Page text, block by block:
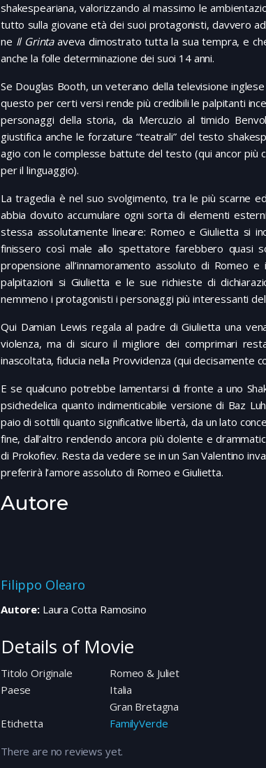
shakespeariana, valorizzando al massimo le
tutto sulla giovane età dei suoi protagonisti, davvero
ne Il Grinta aveva dimostrato tutta la sua tempra, e
anche la folle determinazione dei suoi 14 anni.
Se Douglas Booth, un veterano della televisione
questo per certi versi rende più credibili le palpitanti
personaggi della storia, da Mercuzio al timido
giustifica anche le forzature “teatrali” del testo
agio con le complesse battute del testo (qui ancor
per il linguaggio).
La tragedia è nel suo svolgimento, tra le più scarne
abbia dovuto accumulare ogni sorta di elementi
stessa assolutamente lineare: Romeo e Giulietta si
finissero così male allo spettatore farebbero quasi
propensione all’innamoramento assoluto di Romeo
palpitazioni si Giulietta e le sue richieste di
nemmeno i protagonisti i personaggi più interessanti
Qui Damian Lewis regala al padre di Giulietta una
violenza, ma di sicuro il migliore dei comprimari
inascoltata, fiducia nella Provvidenza (qui
E se qualcuno potrebbe lamentarsi di fronte a uno
psichedelica quanto indimenticabile versione di Baz
paio di sottili quanto significative libertà, da un lato
fine, dall’altro rendendo ancora più dolente e
di Prokofiev. Resta da vedere se in un San Valentino
preferirà l’amore assoluto di Romeo e Giulietta.
Autore
Filippo Olearo
Autore:Laura Cotta Ramosino
Details of Movie
Titolo Originale
Romeo & Juliet
Paese
Italia
Gran Bretagna
Etichetta
FamilyVerde
There are no reviews yet.